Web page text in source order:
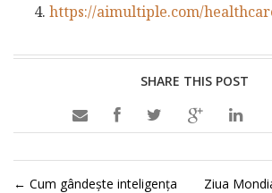
https://aimultiple.com/
SHARE THIS POST
← Cum gândește inteligența
Ziua